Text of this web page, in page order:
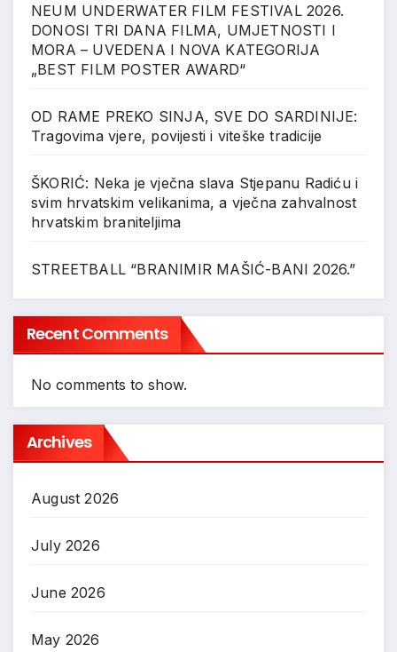
NEUM UNDERWATER FILM FESTIVAL 2026.
DONOSI TRI DANA FILMA, UMJETNOSTI I
MORA – UVEDENA I NOVA KATEGORIJA
„BEST FILM POSTER AWARD“
OD RAME PREKO SINJA, SVE DO SARDINIJE:
Tragovima vjere, povijesti i viteške tradicije
ŠKORIĆ: Neka je vječna slava Stjepanu Radiću i
svim hrvatskim velikanima, a vječna zahvalnost
hrvatskim braniteljima
STREETBALL “BRANIMIR MAŠIĆ-BANI 2026.”
Recent Comments
No comments to show.
Archives
August 2026
July 2026
June 2026
May 2026